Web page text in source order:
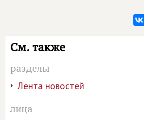
См. также
разделы
Лента новостей
лица